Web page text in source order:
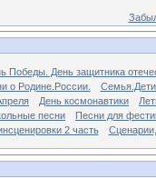
Победы. День защитника
о Родине.России.
День космонавтики
песни
Песни для
2 часть